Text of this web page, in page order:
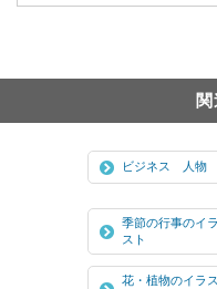
ビジネス 人物
季節の行事のイラ
スト
花・植物のイラス